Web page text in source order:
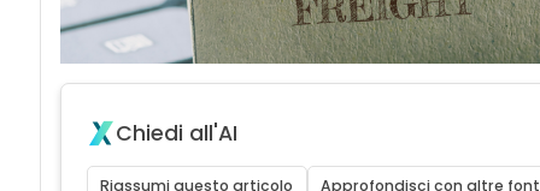
Chiedi all'AI
Riassumi questo articolo Approfondisci con altre